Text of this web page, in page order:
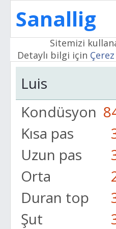
Sanallig
Sitemizi
Detaylı bilgi için
Luis
Kondüsyon
Kısa pas
Uzun pas
Orta
Duran top
Şut